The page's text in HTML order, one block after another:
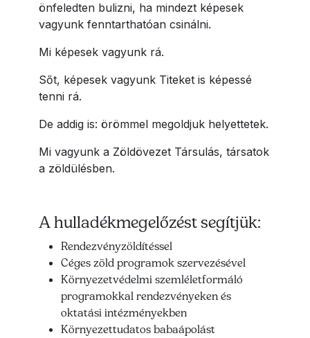
önfeledten bulizni, ha mindezt képesek
vagyunk fenntarthatóan csinálni.
Mi képesek vagyunk rá.
Sőt, képesek vagyunk Titeket is képessé
tenni rá.
De addig is: örömmel megoldjuk helyettetek.
Mi vagyunk a Zöldövezet Társulás, társatok
a zöldülésben.
A hulladékmegelőzést segítjük:
Rendezvényzöldítéssel
Céges zöld programok szervezésével
Környezetvédelmi szemléletformáló
programokkal rendezvényeken és
oktatási intézményekben
Környezettudatos babaápolást